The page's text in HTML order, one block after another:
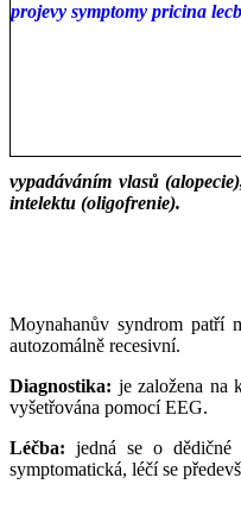
vypadáváním vlasů
intelektu (oligofrenie).
Moynahanův syndrom patří
autozomálně recesivní.
Diagnostika: je založena na
vyšetřována pomocí EEG.
Léčba: jedná se o dědičné
symptomatická, léčí se